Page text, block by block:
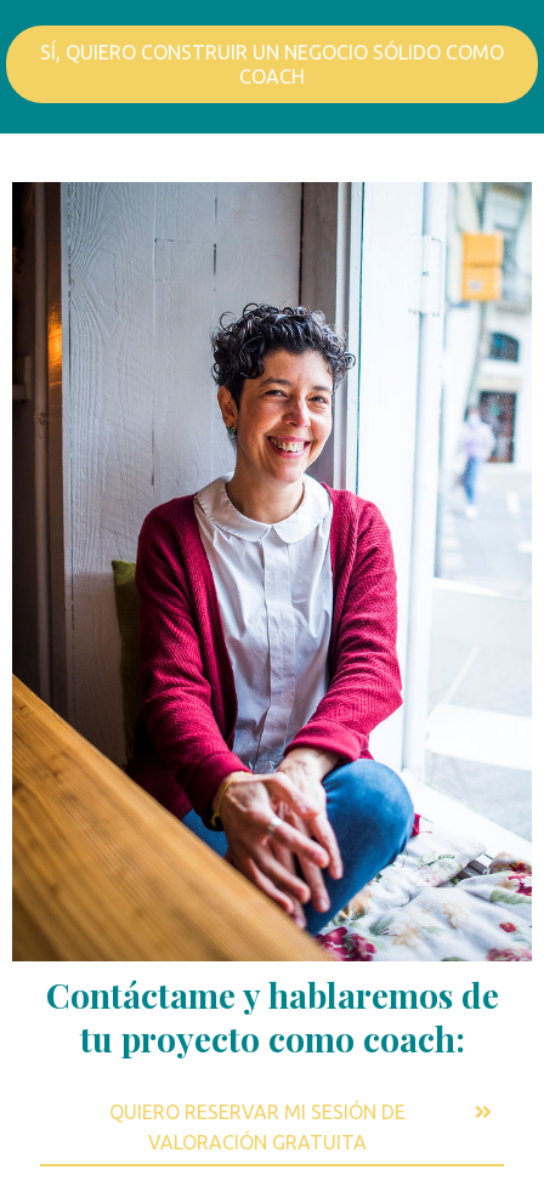
SÍ, QUIERO CONSTRUIR UN NEGOCIO SÓLIDO COMO
COACH
Contáctame y hablaremos de
tu proyecto como coach:
QUIERO RESERVAR MI SESIÓN DE
VALORACIÓN GRATUITA